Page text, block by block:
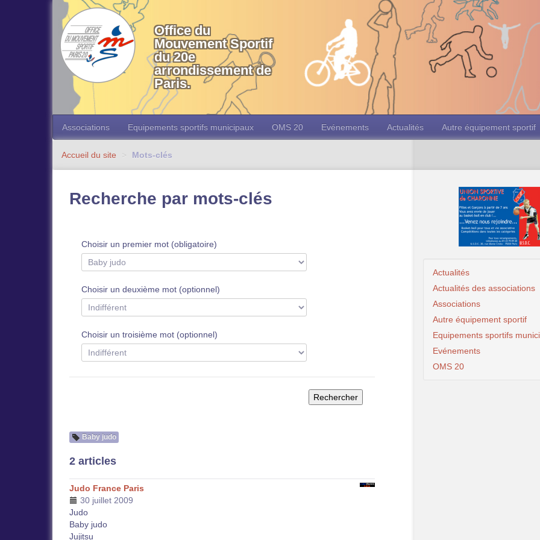
Office du
Mouvement Sportif
du 20e
arrondissement de
Paris.
Associations Equipements sportifs municipaux OMS 20 Evénements Actualités Autre équipement sportif
Accueil du site > Mots-clés
Recherche par mots-clés
Choisir un premier mot (obligatoire)
Choisir un deuxième mot (optionnel)
Choisir un troisième mot (optionnel)
Baby judo
2 articles
Judo France Paris
30 juillet 2009
Judo
Baby judo
Jujitsu
Actualités
Actualités des associations
Associations
Autre équipement sportif
Equipements sportifs
Evénements
OMS 20